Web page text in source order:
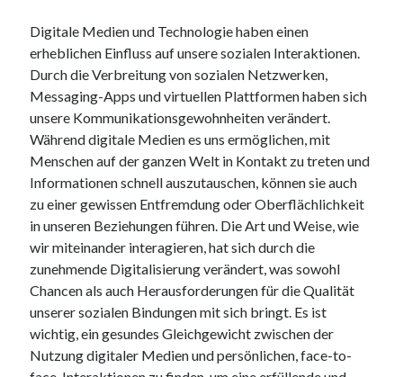
Digitale Medien und Technologie haben einen
erheblichen Einfluss auf unsere sozialen Interaktionen.
Durch die Verbreitung von sozialen Netzwerken,
Messaging-Apps und virtuellen Plattformen haben sich
unsere Kommunikationsgewohnheiten verändert.
Während digitale Medien es uns ermöglichen, mit
Menschen auf der ganzen Welt in Kontakt zu treten und
Informationen schnell auszutauschen, können sie auch
zu einer gewissen Entfremdung oder Oberflächlichkeit
in unseren Beziehungen führen. Die Art und Weise, wie
wir miteinander interagieren, hat sich durch die
zunehmende Digitalisierung verändert, was sowohl
Chancen als auch Herausforderungen für die Qualität
unserer sozialen Bindungen mit sich bringt. Es ist
wichtig, ein gesundes Gleichgewicht zwischen der
Nutzung digitaler Medien und persönlichen, face-to-